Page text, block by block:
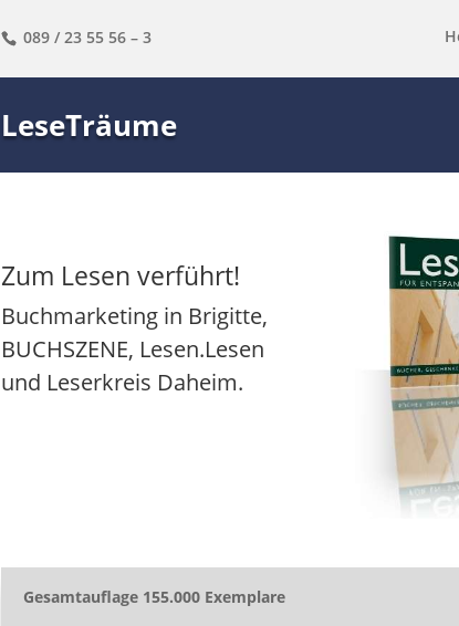
089 / 23 55 56 – 3
LeseTräume
Zum Lesen verführt!
Buchmarketing in Brigitte,
BUCHSZENE, Lesen.Lesen
und Leserkreis Daheim.
Gesamtauflage 155.000 Exemplare